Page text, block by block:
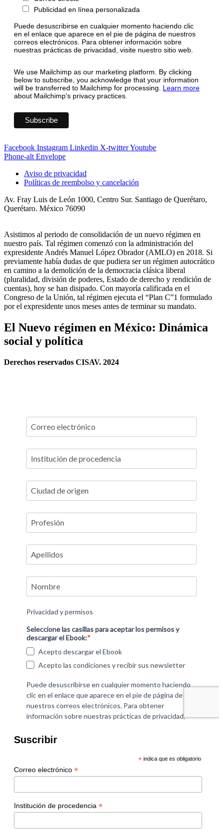
Publicidad en línea personalizada
Puede desuscribirse en cualquier momento haciendo clic
en el enlace que aparece en el pie de página de nuestros
correos electrónicos. Para obtener información sobre
nuestras prácticas de privacidad, visite nuestro sitio web.
We use Mailchimp as our marketing platform. By clicking
below to subscribe, you acknowledge that your information
will be transferred to Mailchimp for processing. Learn more
about Mailchimp's privacy practices.
Facebook Instagram Linkedin X-twitterYoutube
Phone-alt Envelope
Aviso de privacidad
Políticas de reembolso y cancelación
Av. Fray Luis de León 1000, Centro Sur. Santiago de Querétaro,
Querétaro. México 76090
Asistimos al periodo de consolidación de un nuevo régimen en
nuestro país. Tal régimen comenzó con la administración del
expresidente Andrés Manuel López Obrador (AMLO) en 2018. Si
previamente había dudas de que pudiera ser un régimen autocrático
en camino a la demolición de la democracia clásica liberal
(pluralidad, división de poderes, Estado de derecho y rendición de
cuentas), hoy se han disipado. Con mayoría calificada en el
Congreso de la Unión, tal régimen ejecuta el “Plan C”1 formulado
por el expresidente unos meses antes de terminar su mandato.
El Nuevo régimen en México: Dinámica
social y política
Derechos reservados CISAV. 2024
Suscribir
* indica que es obligatorio
Correo electrónico *
Institución de procedencia *